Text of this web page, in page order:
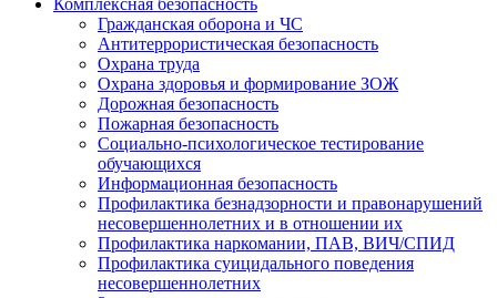
Комплексная безопасность
Гражданская оборона и ЧС
Антитеррористическая безопасность
Охрана труда
Охрана здоровья и формирование ЗОЖ
Дорожная безопасность
Пожарная безопасность
Социально-психологическое тестирование
обучающихся
Информационная безопасность
Профилактика безнадзорности и правонарушений
несовершеннолетних и в отношении их
Профилактика наркомании, ПАВ, ВИЧ/СПИД
Профилактика суицидального поведения
несовершеннолетних